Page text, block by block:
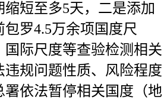
短至多5天，二是添加
罗4.5万余项国度尺
国际尺度等查验检测相关
违规问题性质、风险程度
署依法暂停相关国度（地